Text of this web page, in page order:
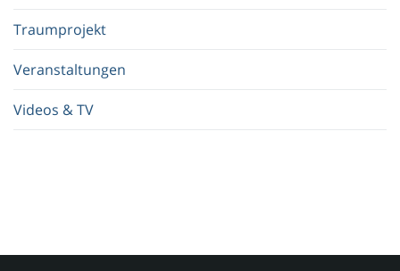
Traumprojekt
Veranstaltungen
Videos & TV